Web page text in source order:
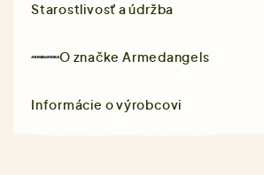
Starostlivosť a údržba
O značkeArmedangels
Informácie o výrobcovi